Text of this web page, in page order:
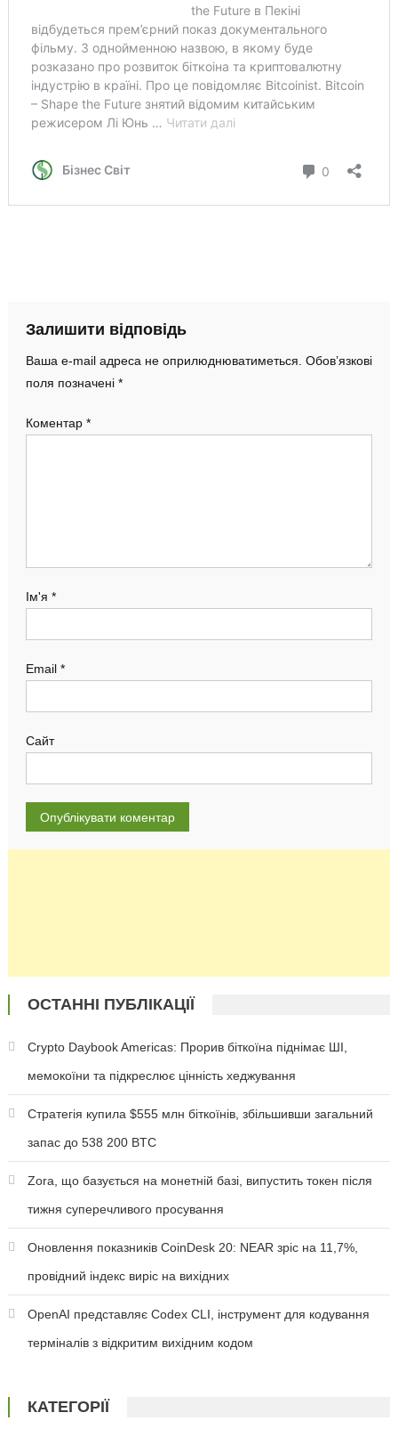
Залишити відповідь
Ваша e-mail адреса не оприлюднюватиметься. Обов’язкові
поля позначені *
Коментар *
Ім'я *
Email *
Сайт
ОСТАННІ ПУБЛІКАЦІЇ
Crypto Daybook Americas: Прорив біткоїна піднімає ШІ,
мемокоїни та підкреслює цінність хеджування
Стратегія купила $555 млн біткоїнів, збільшивши загальний
запас до 538 200 BTC
Zora, що базується на монетній базі, випустить токен після
тижня суперечливого просування
Оновлення показників CoinDesk 20: NEAR зріс на 11,7%,
провідний індекс виріс на вихідних
OpenAI представляє Codex CLI, інструмент для кодування
терміналів з відкритим вихідним кодом
КАТЕГОРІЇ